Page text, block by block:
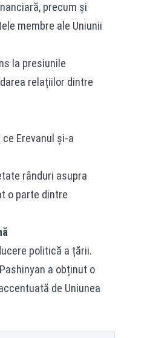
precum și
membre ale Uniunii
la presiunile
relațiilor dintre
Erevanul și-a
rânduri asupra
o parte dintre
politică a țării.
a obținut o
de Uniunea